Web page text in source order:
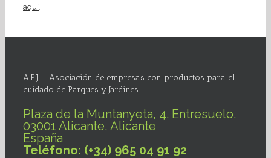
aquí.
A.P.J. – Asociación de empresas con productos para el
cuidado de Parques y Jardines
Plaza de la Muntanyeta, 4. Entresuelo.
03001 Alicante, Alicante
España
Teléfono: (+34) 965 04 91 92